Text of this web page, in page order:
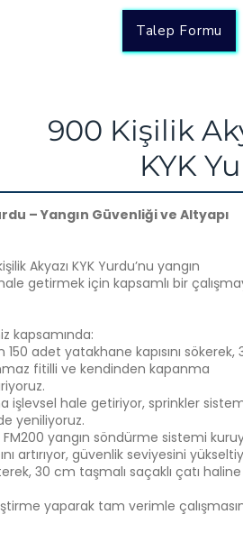
Talep Formu
900 Kişilik
KYK
– Yangın Güvenliği ve Altyapı
Akyazı KYK Yurdu’nu yangın
getirmek için kapsamlı bir
kapsamında:
150 adet yatakhane kapısını sökerek,
fitilli ve kendinden kapanma
işlevsel hale getiriyor, sprinkler
yeniliyoruz.
FM200 yangın söndürme sistemi
artırıyor, güvenlik seviyesini
30 cm taşmalı saçaklı çatı haline
yaparak tam verimle